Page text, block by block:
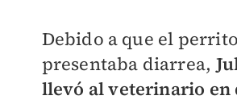
Debido a que el perrito
presentaba diarrea,
llevó al veterinario en